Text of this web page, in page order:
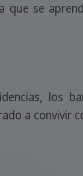
que se
los
a convivir